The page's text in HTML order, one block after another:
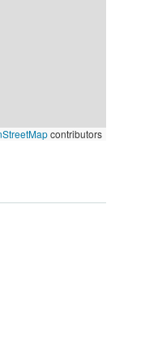
contributors